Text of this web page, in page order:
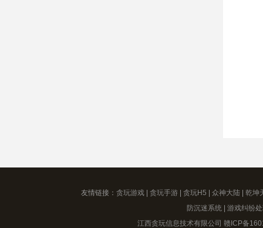
友情链接： 贪玩游戏 贪玩手游 贪玩H5 众神大陆
乾坤
防沉迷系统| 游戏纠纷
江西贪玩信息技术有限公司 赣ICP备